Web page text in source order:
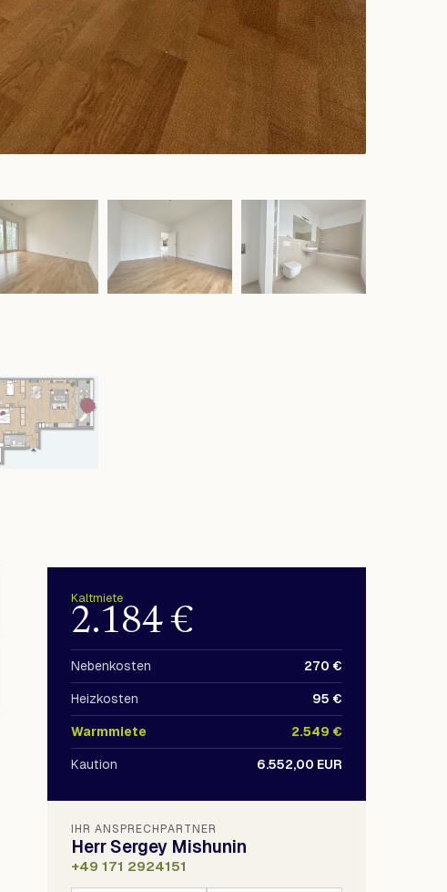
Kaltmiete
2.184 €
Nebenkosten 270 €
Heizkosten 95 €
Warmmiete 2.549 €
Kaution 6.552,00 EUR
IHR ANSPRECHPARTNER
Herr Sergey Mishunin
+49 171 2924151